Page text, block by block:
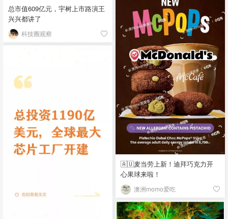
总市值609亿元，宇树上市路演王
兴兴都讲了
科技圈观察
🇦🇺麦当劳上新！迪拜巧克力开
心果球来啦！
澳洲momo爱吃